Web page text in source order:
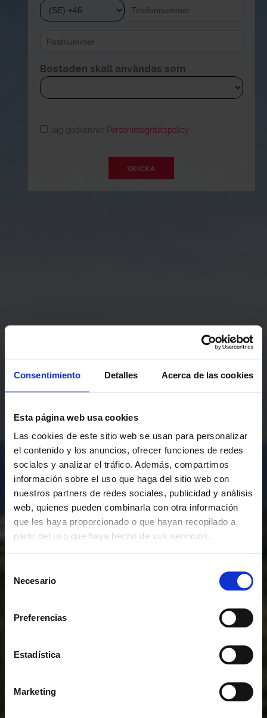
Consentimiento Detalles Acerca de las cookies
Esta página web usa cookies
Las cookies de este sitio web se usan para personalizar
el contenido y los anuncios, ofrecer funciones de redes
sociales y analizar el tráfico. Además, compartimos
información sobre el uso que haga del sitio web con
nuestros partners de redes sociales, publicidad y análisis
web, quienes pueden combinarla con otra información
que les haya proporcionado o que hayan recopilado a
partir del uso que haya hecho de sus servicios.
Necesario
Preferencias
Estadística
Marketing
Bostaden skall användas som
Jag godkänner Personintegritetspolicy